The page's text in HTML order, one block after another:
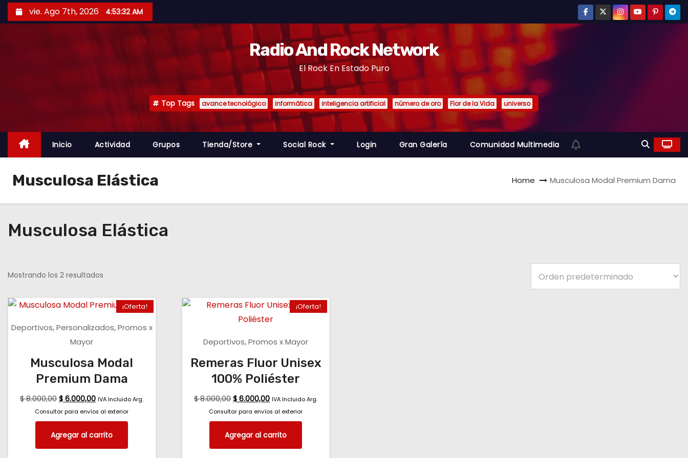
vie. Ago 7th, 2026 4:53:33 AM
Radio And Rock Network
El Rock En Estado Puro
Top Tags avance tecnológico informática inteligencia artificial número de oro Flor de la Vida universo
Inicio Actividad Grupos Tienda/Store Social Rock Login Gran Galería Comunidad Multimedia
Musculosa Elástica Home Musculosa Modal Premium Dama
Musculosa Elástica
Mostrando los 2 resultados
¡Oferta!
Deportivos,Personalizados,Promos x
Mayor
Musculosa Modal
Premium Dama
$8.000,00 $ 6.000,00 IVA Incluido Arg.
Consultar para envíos al exterior
Agregar al carrito
¡Oferta!
Deportivos,Promos x Mayor
Remeras Fluor Unisex
100% Poliéster
$8.000,00 $ 6.000,00 IVA Incluido Arg.
Consultar para envíos al exterior
Agregar al carrito